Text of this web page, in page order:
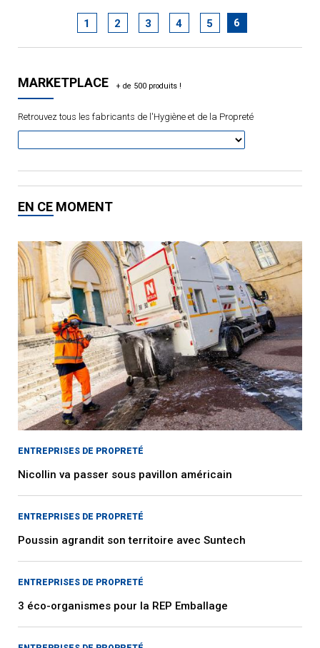
1 2 3 4 5 6
MARKETPLACE
Retrouvez tous les fabricants de l'Hygiène et de la Propreté
EN CE MOMENT
ENTREPRISES DE PROPRETÉ
Nicollin va passer sous pavillon américain
ENTREPRISES DE PROPRETÉ
Poussin agrandit son territoire avec Suntech
ENTREPRISES DE PROPRETÉ
3 éco-organismes pour la REP Emballage